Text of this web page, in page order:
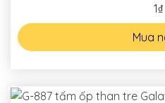
1₫
Mua